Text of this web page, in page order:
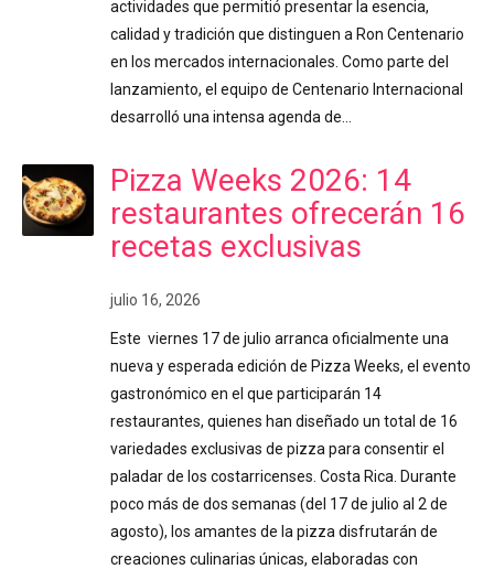
actividades que permitió presentar la esencia,
calidad y tradición que distinguen a Ron Centenario
en los mercados internacionales. Como parte del
lanzamiento, el equipo de Centenario Internacional
desarrolló una intensa agenda de…
Pizza Weeks 2026: 14
restaurantes ofrecerán 16
recetas exclusivas
julio 16, 2026
Este viernes 17 de julio arranca oficialmente una
nueva y esperada edición de Pizza Weeks, el evento
gastronómico en el que participarán 14
restaurantes, quienes han diseñado un total de 16
variedades exclusivas de pizza para consentir el
paladar de los costarricenses. Costa Rica. Durante
poco más de dos semanas (del 17 de julio al 2 de
agosto), los amantes de la pizza disfrutarán de
creaciones culinarias únicas, elaboradas con